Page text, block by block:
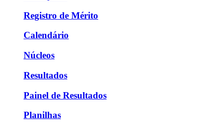
Registro de Mérito
Calendário
Núcleos
Resultados
Painel de Resultados
Planilhas